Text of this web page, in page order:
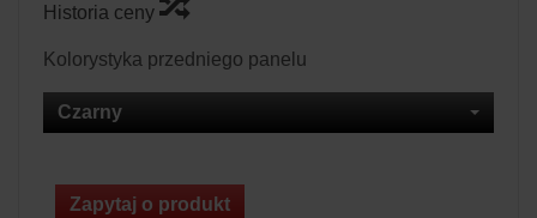
Historia ceny
Kolorystyka przedniego panelu
Czarny
Zapytaj o produkt